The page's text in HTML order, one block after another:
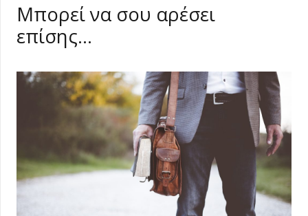
Μπορεί να σου αρέσει
επίσης…